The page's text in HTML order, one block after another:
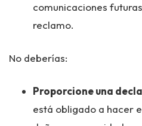
comunicaciones
reclamo.
No deberías:
Proporcione una
está obligado a hacer